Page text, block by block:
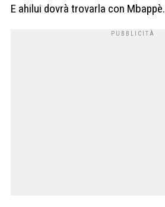
E ahilui dovrà trovarla con Mbappè.